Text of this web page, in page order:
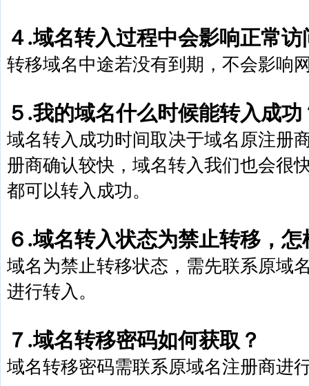
４.域名转入过程中会影响正常访
转移域名中途若没有到期，不会影响
５.我的域名什么时候能转入成功
域名转入成功时间取决于域名原注册
册商确认较快，域名转入我们也会很
都可以转入成功。
６.域名转入状态为禁止转移，
域名为禁止转移状态，需先联系原域
进行转入。
７.域名转移密码如何获取？
域名转移密码需联系原域名注册商进